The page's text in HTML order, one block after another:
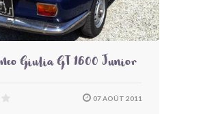
Giulia GT 1600 Junior
07 AOÛT 2011